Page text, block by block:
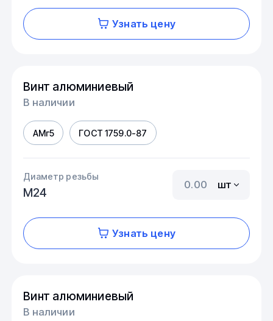
Узнать цену
Винт алюминиевый
В наличии
АМг5 ГОСТ 1759.0-87
Диаметр резьбы
М24
шт
Узнать цену
Винт алюминиевый
В наличии